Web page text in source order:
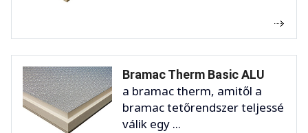
Bramac Therm Basic ALU
a bramac therm, amitől a
bramac tetőrendszer teljessé
válik egy ...